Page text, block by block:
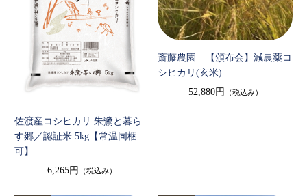
佐渡産コシヒカリ 朱鷺と暮ら
す郷／認証米 5kg【常温同梱
可】
6,265円
（税込み）
斎藤農園 【頒布会】減農薬コ
シヒカリ(玄米)
52,880円
（税込み）